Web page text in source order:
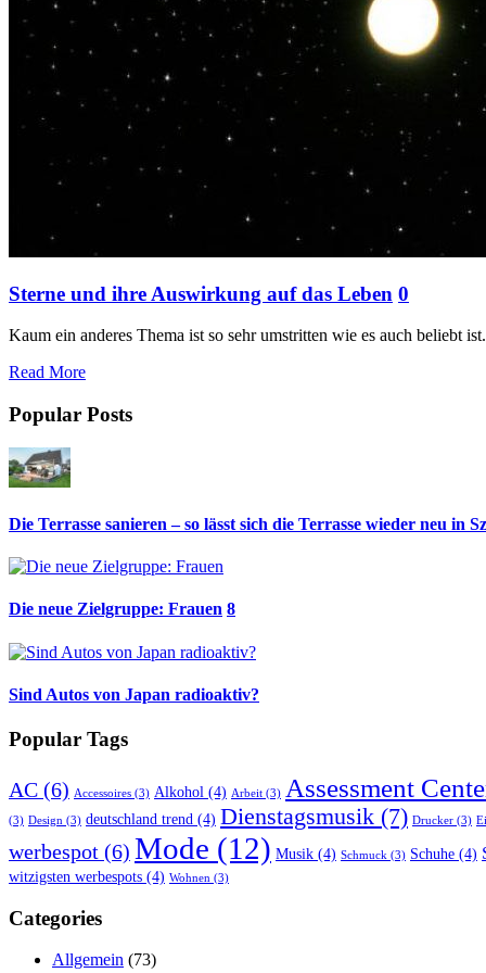
Sterne und ihre Auswirkung auf das Leben 0
Kaum ein anderes Thema ist so sehr umstritten wie es auch beliebt
Read More
Popular Posts
Die Terrasse sanieren – so lässt sich die Terrasse wieder neu in
Die neue Zielgruppe: Frauen 8
Sind Autos von Japan radioaktiv?
Popular Tags
AC (6) Accessoires (3) Alkohol (4) Arbeit (3) Assessment
(3) Design (3) deutschland trend (4) Dienstagsmusik (7) Drucker (3)
werbespot (6) Mode (12) Musik (4) Schmuck (3) Schuhe (4)
witzigsten werbespots (4) Wohnen (3)
Categories
Allgemein (73)